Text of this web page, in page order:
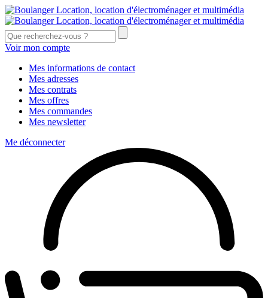
Voir mon compte
Mes informations de contact
Mes adresses
Mes contrats
Mes offres
Mes commandes
Mes newsletter
Me déconnecter